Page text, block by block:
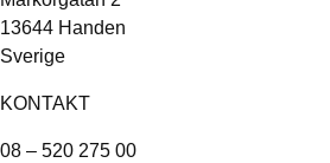
13644 Handen
Sverige
KONTAKT
08 – 520 275 00